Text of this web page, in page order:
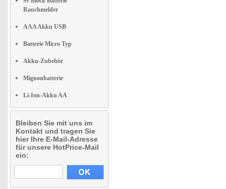
Rauchmelder
AAA Akku USB
Batterie Micro Typ
Akku-Zubehör
Mignonbatterie
Li-Ion-Akku AA
Bleiben Sie mit uns im
Kontakt und tragen Sie
hier Ihre E-Mail-Adresse
für unsere HotPrice-Mail
ein: